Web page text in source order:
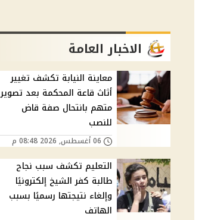
الاخبار العامة
معاينة النيابة تكشف تغيير
أثاث قاعة المحكمة بعد تصوير
متهم بانتحال صفة قاض
للنصب
06 أغسطس, 2026 08:48 م
التعليم تكشف سبب نجاح
طالبة كفر الشيخ إلكترونيًا
وإلغاء نتيجتها رسميًا بسبب
الهاتف